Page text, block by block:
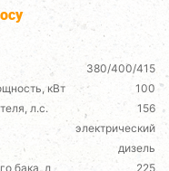
380/400/415
кВт
100
л.с.
156
электрический
дизель
бака, л
225